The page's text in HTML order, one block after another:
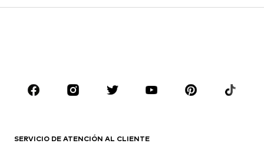
Faldas
Blusas y camisas
Zapatos
Deporte
SERVICIO DE ATENCIÓN AL CLIENTE